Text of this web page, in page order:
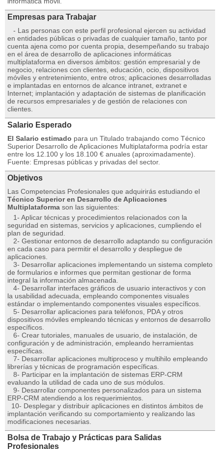
Empresas para Trabajar
- Las personas con este perfil profesional ejercen su actividad
en entidades públicas o privadas de cualquier tamaño, tanto por
cuenta ajena como por cuenta propia, desempeñando su trabajo
en el área de desarrollo de aplicaciones informáticas
multiplataforma en diversos ámbitos: gestión empresarial y de
negocio, relaciones con clientes, educación, ocio, dispositivos
móviles y entretenimiento, entre otros; aplicaciones desarrolladas
e implantadas en entornos de alcance intranet, extranet e
Internet; implantación y adaptación de sistemas de planificación
de recursos empresariales y de gestión de relaciones con
clientes.
Salario Esperado
El Salario estimado para un Titulado trabajando como Técnico
Superior Desarrollo de Aplicaciones Multiplataforma podría estar
entre los 12.100 y los 18.100 € anuales (aproximadamente).
Fuente: Empresas públicas y privadas del sector.
Objetivos
Las Competencias Profesionales que adquirirás estudiando el
Técnico Superior en Desarrollo de Aplicaciones
Multiplataforma son las siguientes:
1- Aplicar técnicas y procedimientos relacionados con la
seguridad en sistemas, servicios y aplicaciones, cumpliendo el
plan de seguridad.
2- Gestionar entornos de desarrollo adaptando su configuración
en cada caso para permitir el desarrollo y despliegue de
aplicaciones.
3- Desarrollar aplicaciones implementando un sistema completo
de formularios e informes que permitan gestionar de forma
integral la información almacenada.
4- Desarrollar interfaces gráficos de usuario interactivos y con
la usabilidad adecuada, empleando componentes visuales
estándar o implementando componentes visuales específicos.
5- Desarrollar aplicaciones para teléfonos, PDA y otros
dispositivos móviles empleando técnicas y entornos de desarrollo
específicos.
6- Crear tutoriales, manuales de usuario, de instalación, de
configuración y de administración, empleando herramientas
específicas.
7- Desarrollar aplicaciones multiproceso y multihilo empleando
librerías y técnicas de programación específicas.
8- Participar en la implantación de sistemas ERP-CRM
evaluando la utilidad de cada uno de sus módulos.
9- Desarrollar componentes personalizados para un sistema
ERP-CRM atendiendo a los requerimientos.
10- Desplegar y distribuir aplicaciones en distintos ámbitos de
implantación verificando su comportamiento y realizando las
modificaciones necesarias.
Bolsa de Trabajo y Prácticas para Salidas
Profesionales